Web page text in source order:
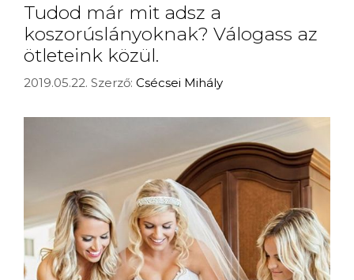
Tudod már mit adsz a
koszorúslányoknak? Válogass az
ötleteink közül.
2019.05.22. Szerző: Csécsei Mihály